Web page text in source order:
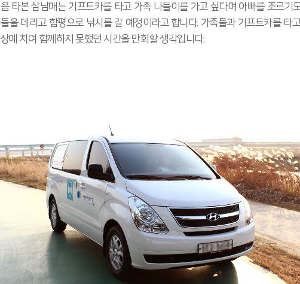
타본 삼남매는 기프트카를 타고 가족 나들이를 가고 싶다며 아빠를 조르기
을 데리고 함평으로 낚시를 갈 예정이라고 합니다. 가족들과 기프트카를 타
에 치여 함께하지 못했던 시간을 만회할 생각입니다.